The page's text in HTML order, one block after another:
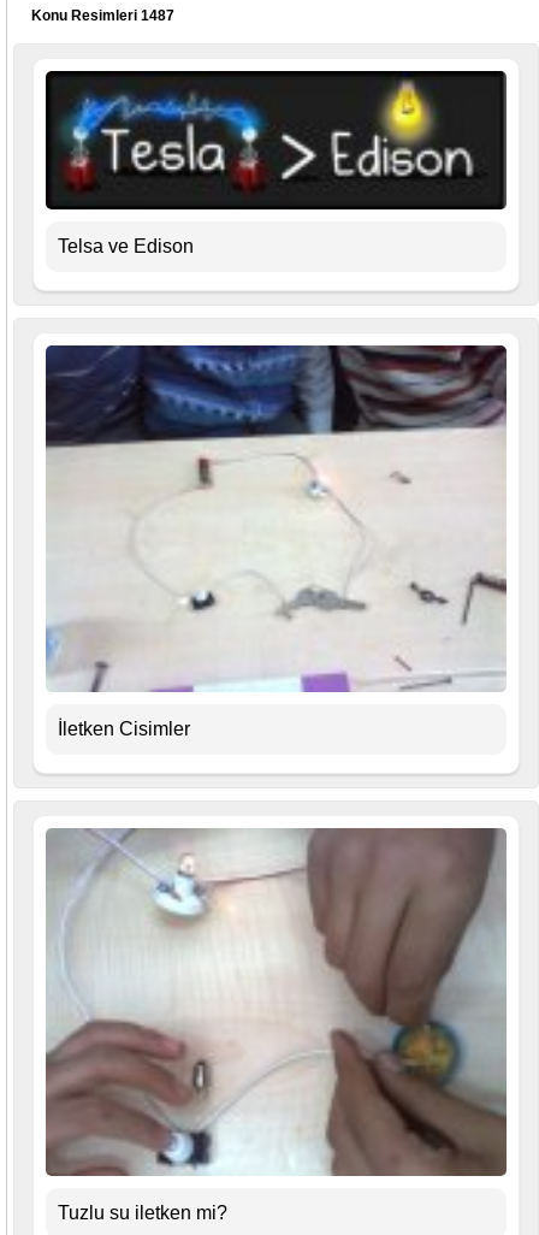
Konu Resimleri 1487
Telsa ve Edison
İletken Cisimler
Tuzlu su iletken mi?